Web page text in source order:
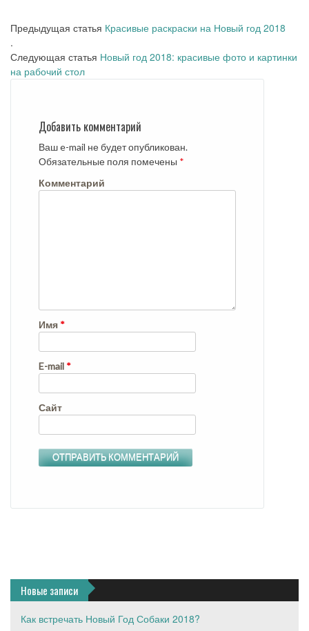
Предыдущая статья Красивые раскраски на Новый год 2018
.
Следующая статья Новый год 2018: красивые фото и картинки
на рабочий стол
Добавить комментарий
Ваш e-mail не будет опубликован.
Обязательные поля помечены *
Комментарий
Имя *
E-mail *
Сайт
Новые записи
Как встречать Новый Год Собаки 2018?